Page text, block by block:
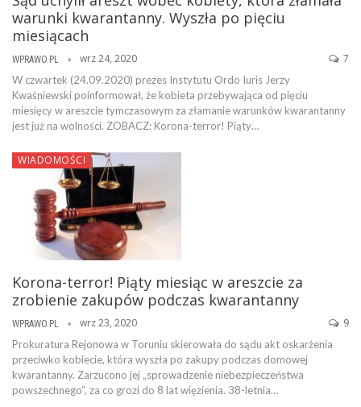
warunki kwarantanny. Wyszła po pięciu
miesiącach
WPRAWO.PL wrz 24, 2020 7
W czwartek (24.09.2020) prezes Instytutu Ordo Iuris Jerzy
Kwaśniewski poinformował, że kobieta przebywająca od pięciu
miesięcy w areszcie tymczasowym za złamanie warunków kwarantanny
jest już na wolności. ZOBACZ: Korona-terror! Piąty…
WIADOMOŚCI
Korona-terror! Piąty miesiąc w areszcie za
zrobienie zakupów podczas kwarantanny
WPRAWO.PL wrz 23, 2020 9
Prokuratura Rejonowa w Toruniu skierowała do sądu akt oskarżenia
przeciwko kobiecie, która wyszła po zakupy podczas domowej
kwarantanny. Zarzucono jej „sprowadzenie niebezpieczeństwa
powszechnego”, za co grozi do 8 lat więzienia. 38-letnia…